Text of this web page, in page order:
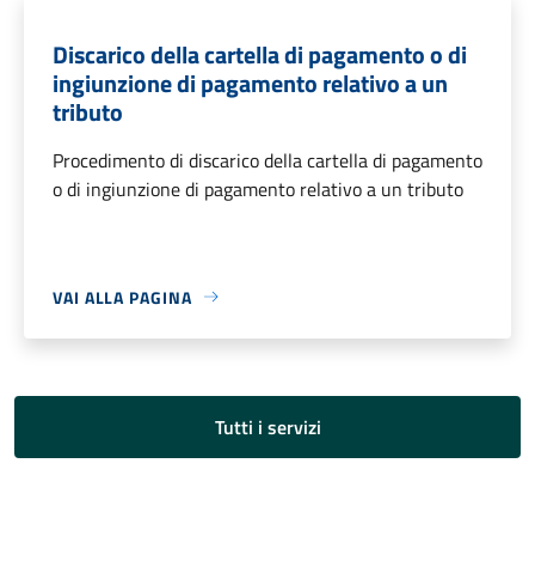
Discarico della cartella di pagamento o di
ingiunzione di pagamento relativo a un
tributo
Procedimento di discarico della cartella di pagamento
o di ingiunzione di pagamento relativo a un tributo
VAI ALLA PAGINA
Tutti i servizi